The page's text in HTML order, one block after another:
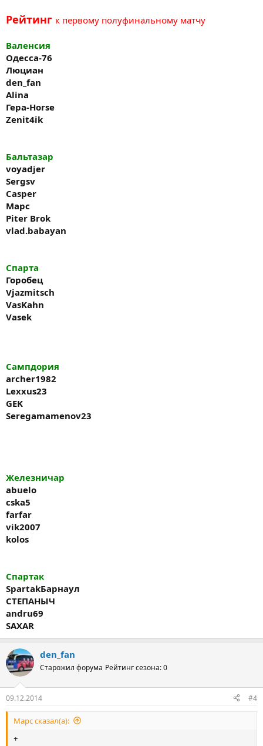
Рейтинг к первому полуфинальному матчу
Валенсия
Одесса-76
Люциан
den_fan
Alina
Гера-Horse
Zenit4ik
Бальтазар
voyadjer
Sergsv
Casper
Марс
Piter Brok
vlad.babayan
Спарта
Горобец
Vjazmitsch
VasKahn
Vasek
Сампдория
archer1982
Lexxus23
GEK
Seregamamenov23
Железничар
abuelo
cska5
farfar
vik2007
kolos
Спартак
SpartakБарнаул
СТЕПАНЫЧ
andru69
SAXAR
den_fan
Старожил форума Рейтинг сезона: 0
09.12.2014 #4
Марс сказал(а):
+